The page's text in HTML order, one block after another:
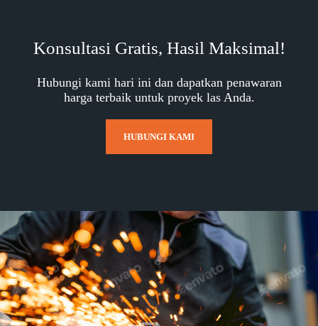
Konsultasi Gratis, Hasil Maksimal!
Hubungi kami hari ini dan dapatkan penawaran
harga terbaik untuk proyek las Anda.
HUBUNGI KAMI